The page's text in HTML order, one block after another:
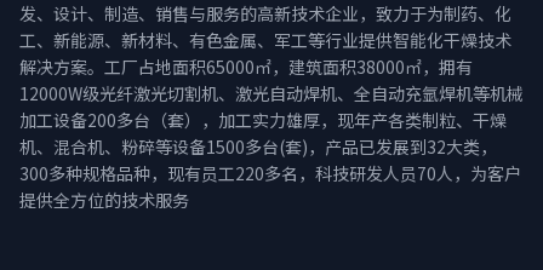
发、设计、制造、销售与服务的高新技术企业，致力于为制药、化
工、新能源、新材料、有色金属、军工等行业提供智能化干燥技术
解决方案。工厂占地面积65000㎡，建筑面积38000㎡，拥有
12000W级光纤激光切割机、激光自动焊机、全自动充氩焊机等机械
加工设备200多台（套），加工实力雄厚，现年产各类制粒、干燥
机、混合机、粉碎等设备1500多台(套)，产品已发展到32大类，
300多种规格品种，现有员工220多名，科技研发人员70人，为客户
提供全方位的技术服务